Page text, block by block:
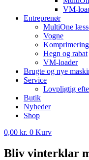
VM-
Entreprenør
MultiOne
Vogne
Hegn og rabat
VM-loader
Brugte og nye
Service
Lovpligtig
Butik
Nyheder
Shop
0,00 kr. 0 Kurv
Bliv vinterklar